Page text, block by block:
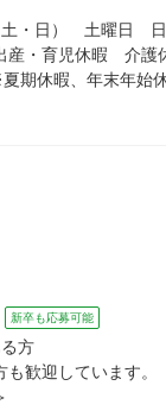
土・日） 土曜日
・育児休暇 介護
期休暇、年末年始
新卒も応募可能
方
歓迎しています。